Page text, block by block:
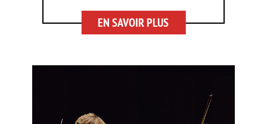
EN SAVOIR PLUS